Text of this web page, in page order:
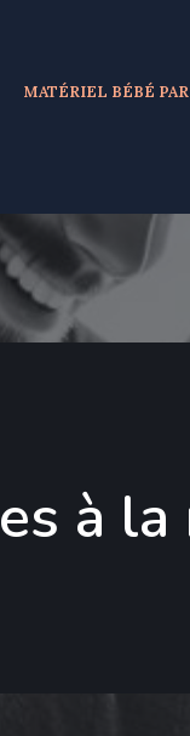
MATÉRIEL BÉBÉ
à la